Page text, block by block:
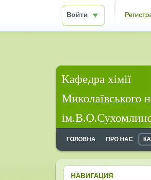
Войти
Кафедра хімії
Миколаївського
ГОЛОВНА ПРО НАС
НАВИГАЦИЯ